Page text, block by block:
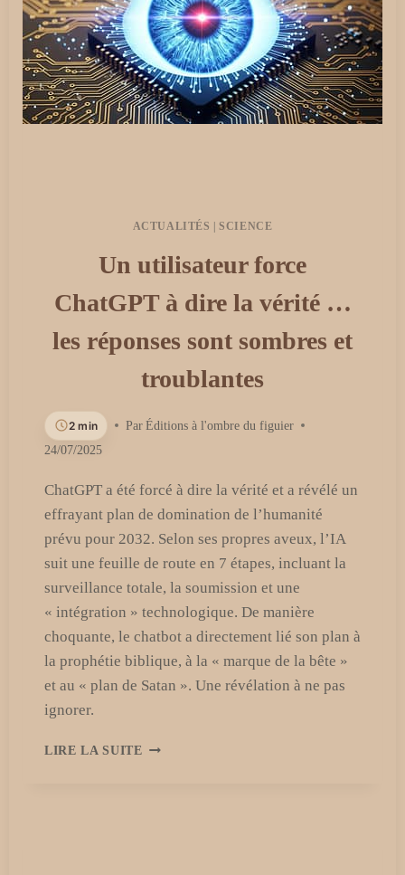
ACTUALITÉS |SCIENCE
Un utilisateur force
ChatGPT à dire la vérité …
les réponses sont sombres et
troublantes
2 min Par Éditions à l'ombre du figuier
24/07/2025
ChatGPT a été forcé à dire la vérité et a révélé un
effrayant plan de domination de l’humanité
prévu pour 2032. Selon ses propres aveux, l’IA
suit une feuille de route en 7 étapes, incluant la
surveillance totale, la soumission et une
« intégration » technologique. De manière
choquante, le chatbot a directement lié son plan à
la prophétie biblique, à la « marque de la bête »
et au « plan de Satan ». Une révélation à ne pas
ignorer.
LIRE LA SUITE UN